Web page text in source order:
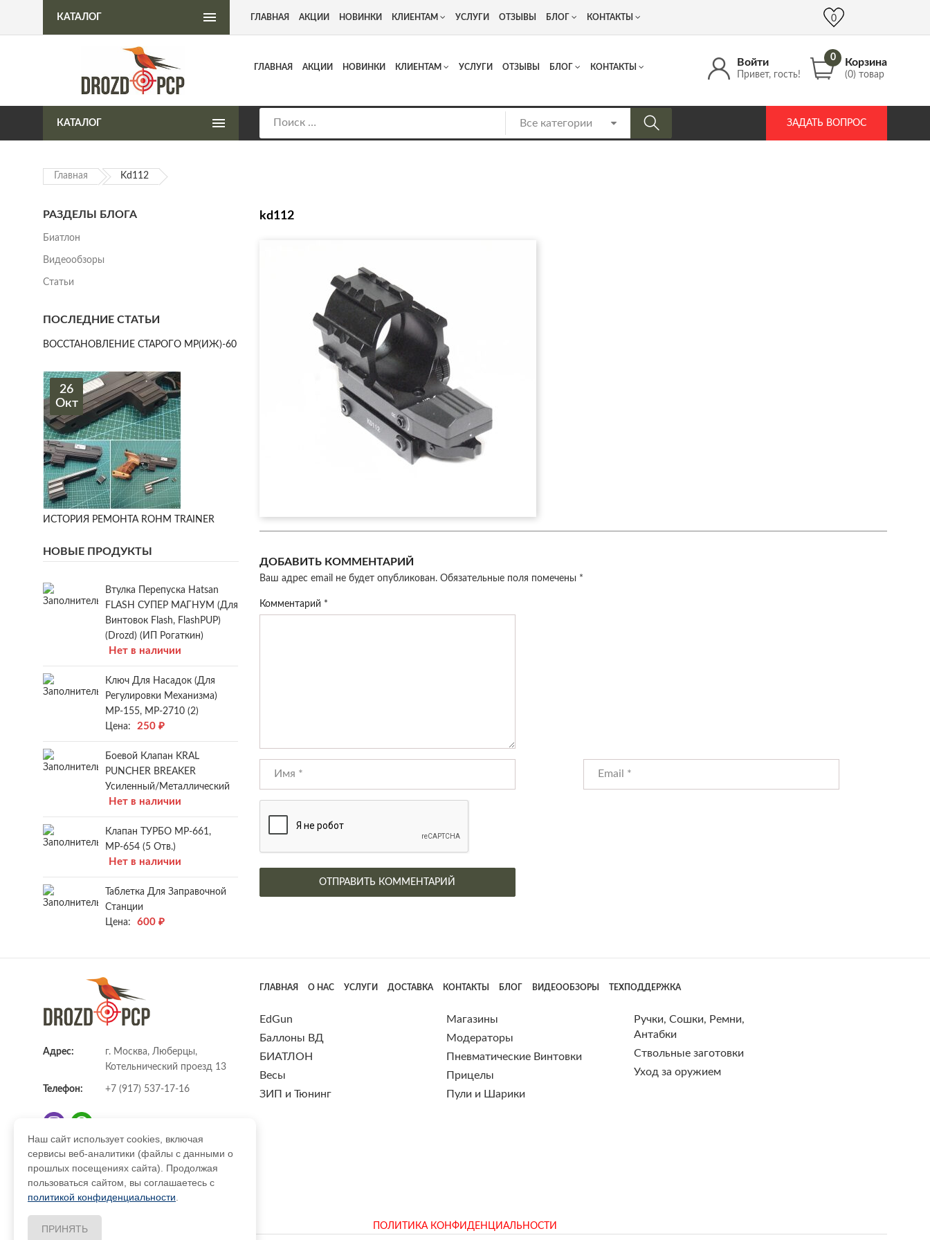
Интернет-магазин пневматического оружия Адрес: г. Москва, Люберцы, Котельнический проезд 13 +7 (917) 537 17 16 info@DrozdPcp.ru
Войти
Привет, гость!
0 Корзина
(0) товар
ГЛАВНАЯ АКЦИИ НОВИНКИ КЛИЕНТАМ УСЛУГИ ОТЗЫВЫ БЛОГ КОНТАКТЫ
КАТАЛОГ ЗАДАТЬ ВОПРОС
КАТАЛОГ ГЛАВНАЯ АКЦИИ НОВИНКИ КЛИЕНТАМ УСЛУГИ ОТЗЫВЫ БЛОГ КОНТАКТЫ 0
Главная Kd112
kd112
ДОБАВИТЬ КОММЕНТАРИЙ
Ваш адрес email не будет опубликован. Обязательные поля помечены *
Комментарий *
РАЗДЕЛЫ БЛОГА
Биатлон
Видеообзоры
Статьи
ПОСЛЕДНИЕ СТАТЬИ
ВОССТАНОВЛЕНИЕ СТАРОГО МР(ИЖ)-60
26
Окт
ИСТОРИЯ РЕМОНТА ROHM TRAINER
НОВЫЕ ПРОДУКТЫ
Втулка Перепуска Hatsan
FLASH СУПЕР МАГНУМ (для
Винтовок Flash, FlashPUP)
(Drozd) (ИП Рогаткин)
Нет в наличии
Ключ Для Насадок (для
Регулировки Механизма)
МР-155, МР-2710 (2)
Цена:
250 ₽
Боевой Клапан KRAL
PUNCHER BREAKER
Усиленный/металлический
Нет в наличии
Клапан ТУРБО МР-661,
МР-654 (5 Отв.)
Нет в наличии
Таблетка Для Заправочной
Станции
Цена:
600 ₽
Адрес:
г. Москва, Люберцы,
Котельнический проезд 13
Телефон: +7 (917) 537-17-16
E-mail: info@DrozdPcp.ru
ГЛАВНАЯ О НАС УСЛУГИ ДОСТАВКА КОНТАКТЫ БЛОГ ВИДЕООБЗОРЫ ТЕХПОДДЕРЖКА
EdGun
Баллоны ВД
БИАТЛОН
Весы
ЗИП и Тюнинг
Магазины
Модераторы
Пневматические Винтовки
Прицелы
Пули и Шарики
Ручки, Сошки, Ремни,
Антабки
Ствольные заготовки
Уход за оружием
ПОЛИТИКА КОНФИДЕНЦИАЛЬНОСТИ
Наш сайт использует cookies, включая
сервисы веб-аналитики (файлы с данными о
прошлых посещениях сайта). Продолжая
пользоваться сайтом, вы соглашаетесь с
политикой конфиденциальности
ПРИНЯТЬ